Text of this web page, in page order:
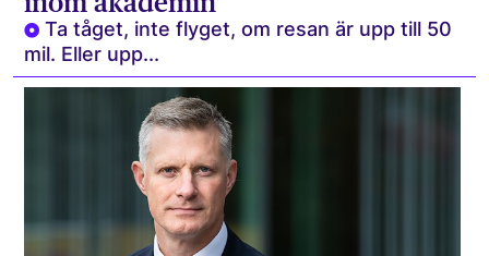
Ta tåget, inte flyget, om resan är upp till 50
mil. Eller upp...